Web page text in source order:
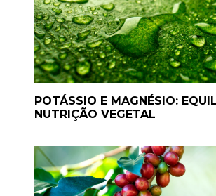
POTÁSSIO E MAGNÉSIO:
NUTRIÇÃO VEGETAL